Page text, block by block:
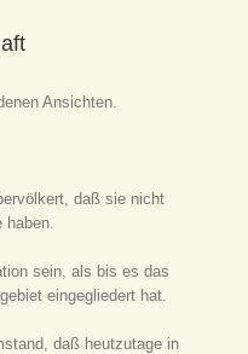
Ansichten.
daß sie nicht
haben.
sein, als bis es das
eingegliedert hat.
daß heutzutage in